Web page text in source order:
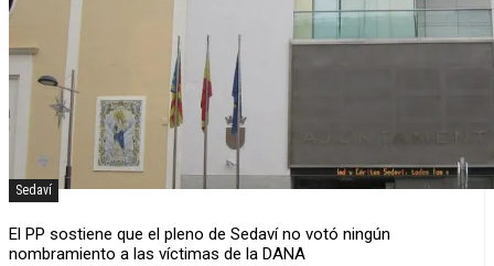
Sedaví
El PP sostiene que el pleno de Sedaví no votó ningún
nombramiento a las víctimas de la DANA